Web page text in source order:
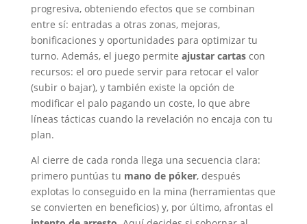
progresiva, obteniendo efectos que se combinan
entre sí: entradas a otras zonas, mejoras,
bonificaciones y oportunidades para optimizar tu
turno. Además, el juego permite ajustar cartascon
recursos: el oro puede servir para retocar el valor
(subir o bajar), y también existe la opción de
modificar el palo pagando un coste, lo que abre
líneas tácticas cuando la revelación no encaja con tu
plan.
Al cierre de cada ronda llega una secuencia clara:
primero puntúas tu mano de póker, después
explotas lo conseguido en la mina (herramientas que
se convierten en beneficios) y, por último, afrontas el